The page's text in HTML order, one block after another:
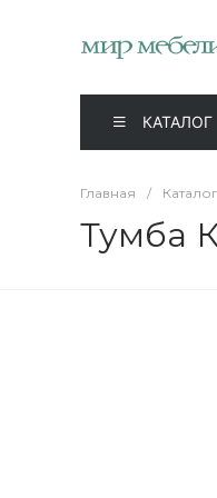
КАТАЛОГ
Главная /
Тумба